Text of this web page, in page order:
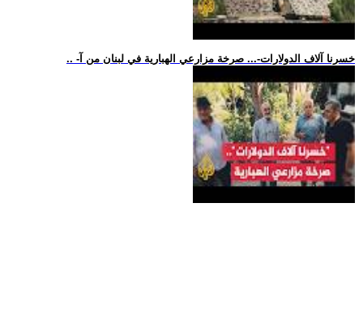
.. -خسرنا آلاف الدولارات-... صرخة مزارعي الهبارية في لبنان من آ